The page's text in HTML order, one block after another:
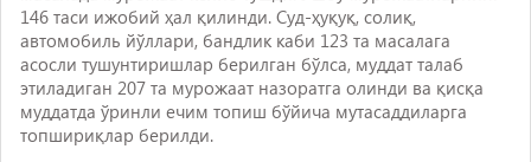
146 таси ижобий ҳал қилинди. Суд-ҳуқуқ, солиқ,
автомобиль йўллари, бандлик каби 123 та масалага
асосли тушунтиришлар берилган бўлса, муддат талаб
этиладиган 207 та мурожаат назоратга олинди ва қисқа
муддатда ўринли ечим топиш бўйича мутасаддиларга
топшириқлар берилди.